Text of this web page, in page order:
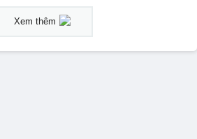
Xem thêm